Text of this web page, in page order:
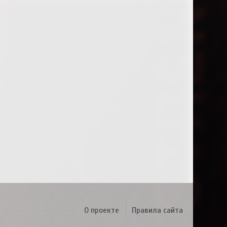
О проекте Правила сайта